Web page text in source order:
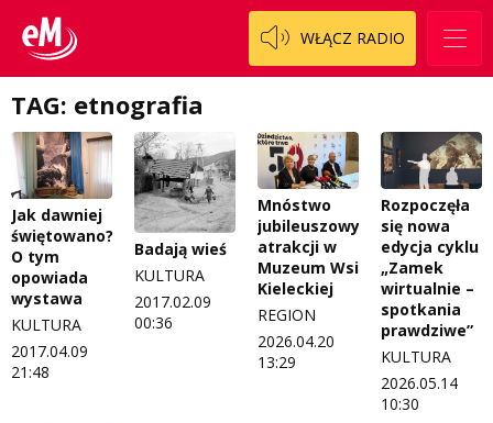
WŁĄCZ RADIO
Włoszczowski
Cały ten sport
Dzieciaki Cudaki
Fascynująca nauka
Historia na fali
Modna kultura
OdNowa
Pacjent, którego nie zapomnę
Koncert życzeń
Kontakt
O nas
Regulamin programu Patron
Zespół
Logo do pobrania
Regulamin przesyłania materiałów
TAG: etnografia
Jak dawniej
świętowano?
O tym
opowiada
wystawa
KULTURA
2017.04.09
21:48
Badają wieś
KULTURA
2017.02.09
00:36
Mnóstwo
jubileuszowych
atrakcji w
Muzeum Wsi
Kieleckiej
REGION
2026.04.20
13:29
Rozpoczęła
się nowa
edycja cyklu
„Zamek
wirtualnie –
spotkania
prawdziwe”
KULTURA
2026.05.14
10:30